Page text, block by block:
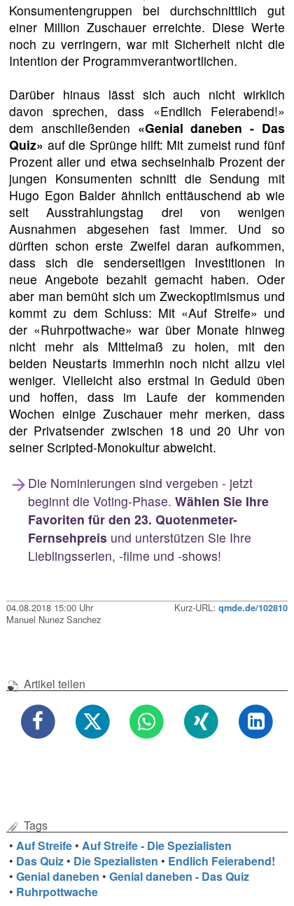
Konsumentengruppen bei durchschnittlich gut
einer Million Zuschauer erreichte. Diese Werte
noch zu verringern, war mit Sicherheit nicht die
Intention der Programmverantwortlichen.
Darüber hinaus lässt sich auch nicht wirklich
davon sprechen, dass «Endlich Feierabend!»
dem anschließenden «Genial daneben - Das
Quiz» auf die Sprünge hilft: Mit zumeist rund fünf
Prozent aller und etwa sechseinhalb Prozent der
jungen Konsumenten schnitt die Sendung mit
Hugo Egon Balder ähnlich enttäuschend ab wie
seit Ausstrahlungstag drei von wenigen
Ausnahmen abgesehen fast immer. Und so
dürften schon erste Zweifel daran aufkommen,
dass sich die senderseitigen Investitionen in
neue Angebote bezahlt gemacht haben. Oder
aber man bemüht sich um Zweckoptimismus und
kommt zu dem Schluss: Mit «Auf Streife» und
der «Ruhrpottwache» war über Monate hinweg
nicht mehr als Mittelmaß zu holen, mit den
beiden Neustarts immerhin noch nicht allzu viel
weniger. Vielleicht also erstmal in Geduld üben
und hoffen, dass im Laufe der kommenden
Wochen einige Zuschauer mehr merken, dass
der Privatsender zwischen 18 und 20 Uhr von
seiner Scripted-Monokultur abweicht.
Die Nominierungen sind vergeben - jetzt
beginnt die Voting-Phase. Wählen Sie Ihre
Favoriten für den 23. Quotenmeter-
Fernsehpreis und unterstützen Sie Ihre
Lieblingsserien, -filme und -shows!
04.08.2018 15:00 Uhr Kurz-URL: qmde.de/102810
Manuel Nunez Sanchez
Artikel teilen
Tags
•Auf Streife •Auf Streife - Die Spezialisten
• Das Quiz • Die Spezialisten • Endlich Feierabend!
•Genial daneben •Genial daneben - Das Quiz
• Ruhrpottwache